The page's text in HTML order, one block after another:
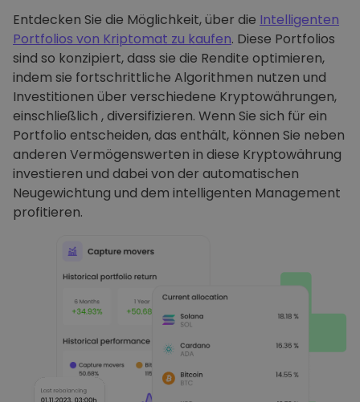
Entdecken Sie die Möglichkeit, über die Intelligenten
Portfolios von Kriptomat zu kaufen. Diese Portfolios
sind so konzipiert, dass sie die Rendite optimieren,
indem sie fortschrittliche Algorithmen nutzen und
Investitionen über verschiedene Kryptowährungen,
einschließlich , diversifizieren. Wenn Sie sich für ein
Portfolio entscheiden, das enthält, können Sie neben
anderen Vermögenswerten in diese Kryptowährung
investieren und dabei von der automatischen
Neugewichtung und dem intelligenten Management
profitieren.